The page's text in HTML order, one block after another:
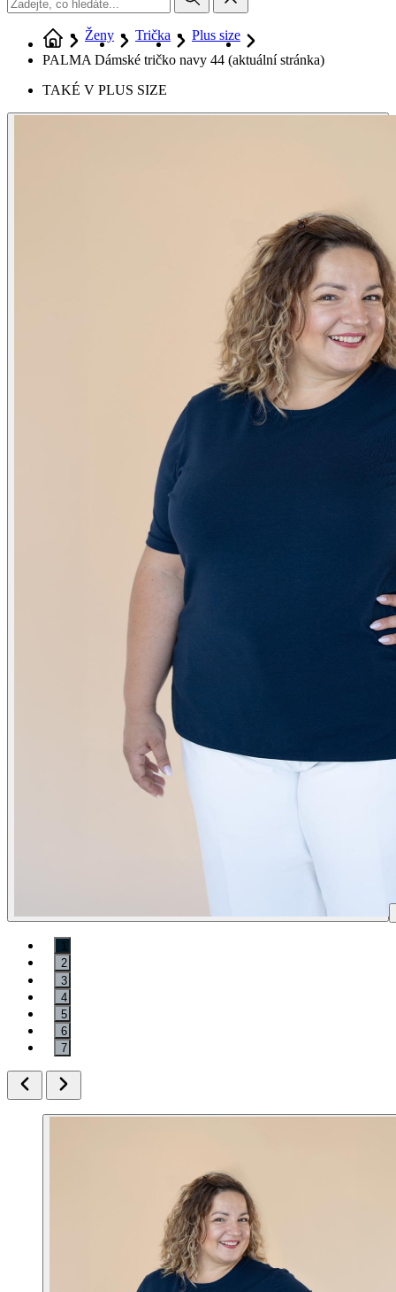
Ženy Trička
Plus size
PALMA Dámské tričko navy 44 (aktuální stránka)
TAKÉ V PLUS SIZE
1
2
3
4
5
6
7